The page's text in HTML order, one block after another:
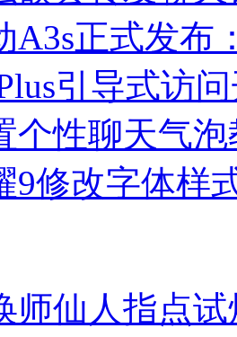
A3s正式发布
引导式访
个性聊天气
9修改字体样
师仙人指点